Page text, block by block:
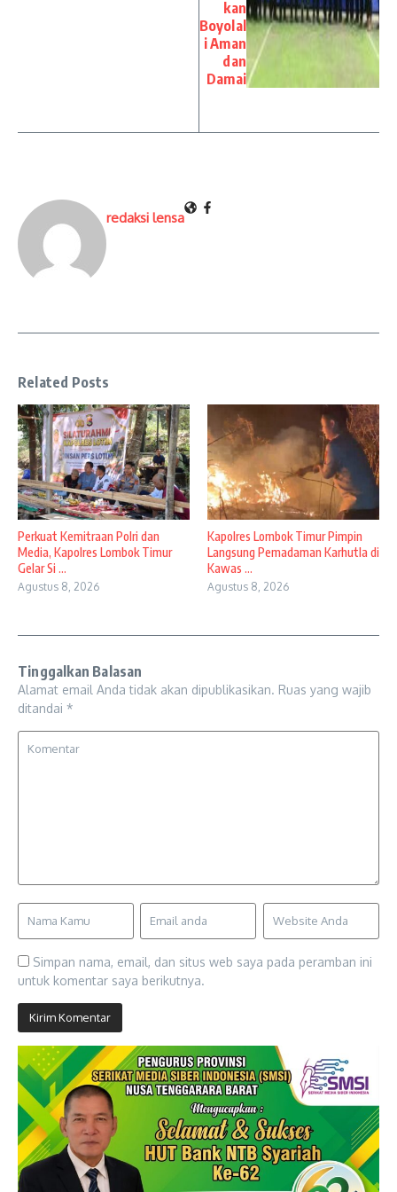
kan
Boyolal
i Aman
dan
Damai
redaksi lensa
Related Posts
Perkuat Kemitraan Polri dan
Media, Kapolres Lombok Timur
Gelar Si ...
Agustus 8, 2026
Kapolres Lombok Timur Pimpin
Langsung Pemadaman Karhutla di
Kawas ...
Agustus 8, 2026
Tinggalkan Balasan
Alamat email Anda tidak akan dipublikasikan. Ruas yang wajib
ditandai *
Simpan nama, email, dan situs web saya pada peramban ini
untuk komentar saya berikutnya.